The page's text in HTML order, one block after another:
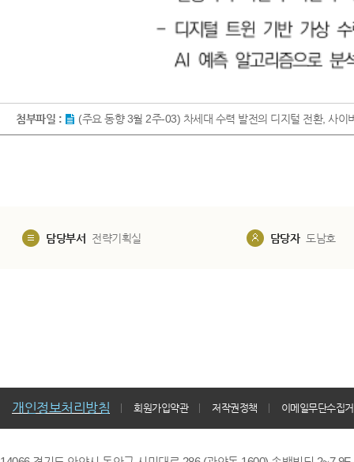
첨부파일 : (주요 동향 3월 2주-03) 차세대 수력 발전의 디지털 전환, 사
담당부서 전략기획실 담당자 도남호
개인정보처리방침 회원가입약관 저작권정책 이메일무단수집